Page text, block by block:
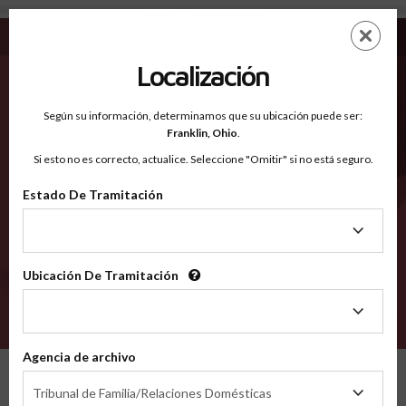
Cherokee TX - Condados Reconocidos
EN
Condados Reconocidos
2600
Localización
Según su información, determinamos que su ubicación puede ser:
Franklin, Ohio.
Si esto no es correcto, actualice. Seleccione "Omitir" si no está seguro.
Estado De Tramitación
Tramitación
Ubicación De Tramitación
Tramitación
Agencia de archivo
Tribunal de Familia/Relaciones Domésticas
de